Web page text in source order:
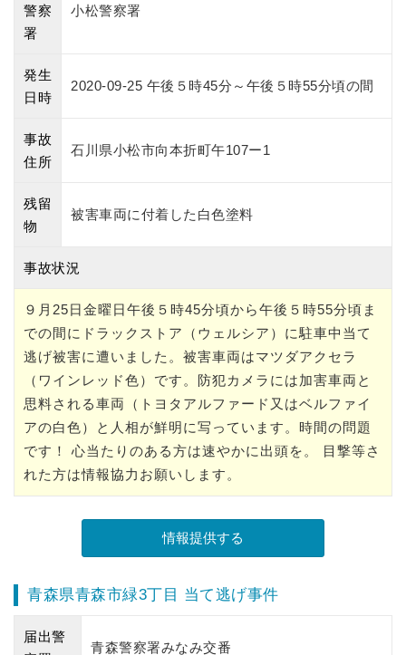
警察
署
小松警察署
発生
日時
2020-09-25 午後５時45分～午後５時55分頃の間
事故
住所
石川県小松市向本折町午107ー1
残留
物
被害車両に付着した白色塗料
事故状況
９月25日金曜日午後５時45分頃から午後５時55分頃ま
での間にドラックストア（ウェルシア）に駐車中当て
逃げ被害に遭いました。被害車両はマツダアクセラ
（ワインレッド色）です。防犯カメラには加害車両と
思料される車両（トヨタアルファード又はベルファイ
アの白色）と人相が鮮明に写っています。時間の問題
です！ 心当たりのある方は速やかに出頭を。 目撃等さ
れた方は情報協力お願いします。
青森県青森市緑3丁目 当て逃げ事件
届出警
青森警察署みなみ交番